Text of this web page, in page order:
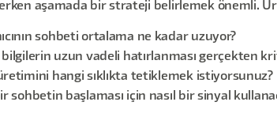
aşamada bir strateji belirlemek önemli.
sohbeti ortalama ne kadar uzuyor?
bilgilerin uzun vadeli hatırlanması gerçekten
hangi sıklıkta tetiklemek istiyorsunuz?
sohbetin başlaması için nasıl bir sinyal